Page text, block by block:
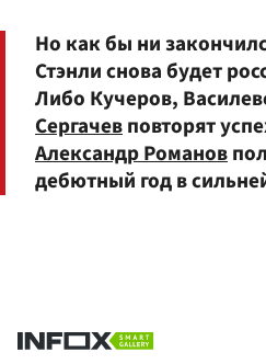
Но как бы ни
Стэнли снова будет
Либо Кучеров,
Сергачевповторят
Александр Романов
дебютный год в